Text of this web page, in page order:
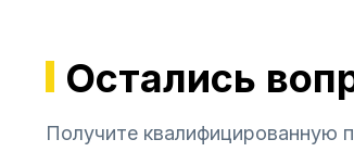
Остались
Получите квалифицированную